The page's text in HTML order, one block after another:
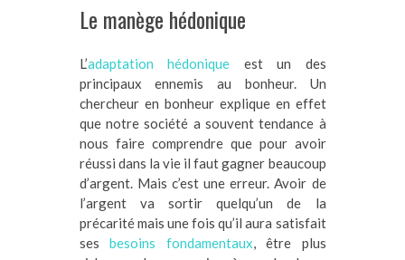
Le manège hédonique
L’adaptation hédonique est un des
principaux ennemis au bonheur. Un
chercheur en bonheur explique en effet
que notre société a souvent tendance à
nous faire comprendre que pour avoir
réussi dans la vie il faut gagner beaucoup
d’argent. Mais c’est une erreur. Avoir de
l’argent va sortir quelqu’un de la
précarité mais une fois qu’il aura satisfait
ses besoins fondamentaux, être plus